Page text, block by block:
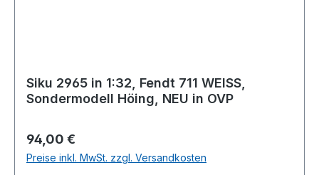
Siku 2965 in 1:32, Fendt 711 WEISS,
Sondermodell Höing, NEU in OVP
Regulärer Preis:
94,00 €
Preise inkl. MwSt. zzgl. Versandkosten